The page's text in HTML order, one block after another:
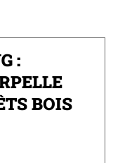
:
BOIS